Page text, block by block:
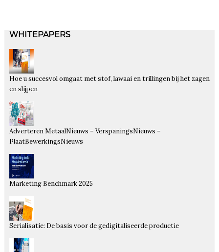
WHITEPAPERS
Hoe u succesvol omgaat met stof, lawaai en trillingen bij het zagen
en slijpen
Adverteren MetaalNieuws – VerspaningsNieuws –
PlaatBewerkingsNieuws
Marketing Benchmark 2025
Serialisatie: De basis voor de gedigitaliseerde productie